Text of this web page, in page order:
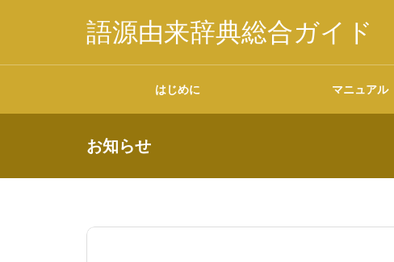
語源由来辞典総合ガイド
はじめに マニュアル
掲載内容について
お知らせ